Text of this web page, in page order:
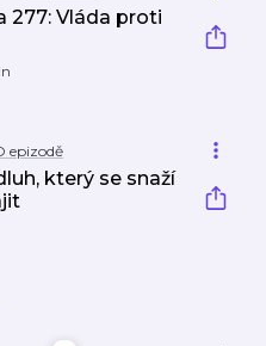
277: Vláda proti
epizodě
který se snaží